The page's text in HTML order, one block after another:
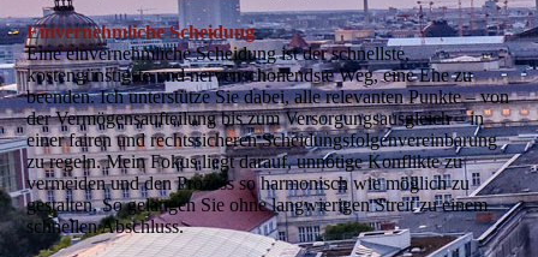
Einvernehmliche Scheidung
Eine einvernehmliche Scheidung ist der schnellste,
kostengünstigste und nervenschonendste Weg, eine Ehe zu
beenden. Ich unterstütze Sie dabei, alle relevanten Punkte – von
der Vermögensaufteilung bis zum Versorgungsausgleich – in
einer fairen und rechtssicheren Scheidungsfolgenvereinbarung
zu regeln. Mein Fokus liegt darauf, unnötige Konflikte zu
vermeiden und den Prozess so harmonisch wie möglich zu
gestalten. So gelangen Sie ohne langwierigen Streit zu einem
schnellen Abschluss.